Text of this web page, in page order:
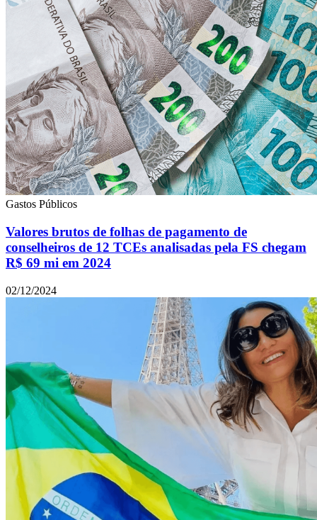
Gastos Públicos
Valores brutos de folhas de pagamento de
conselheiros de 12 TCEs analisadas pela FS chegam
R$ 69 mi em 2024
02/12/2024